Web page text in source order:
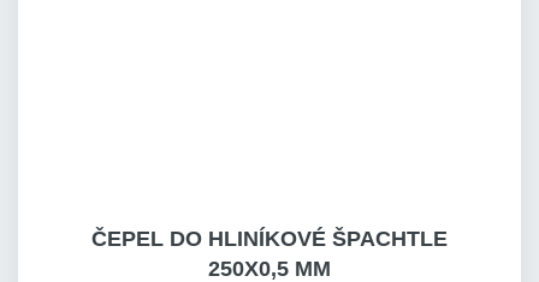
ČEPEL DO HLINÍKOVÉ ŠPACHTLE
250X0,5 MM